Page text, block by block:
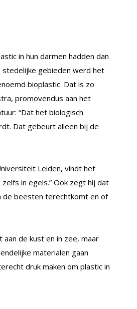
in hun darmen hadden dan
stedelijke gebieden werd het
bioplastic. Dat is zo
promovendus aan het
“Dat het biologisch
Dat gebeurt alleen bij de
Leiden, vindt het
in egels.” Ook zegt hij dat
de beesten terechtkomt en of
de kust en in zee, maar
materialen gaan
druk maken om plastic in